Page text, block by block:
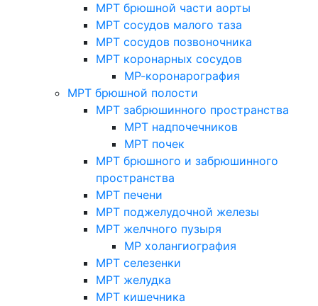
МРТ брюшной части аорты
МРТ сосудов малого таза
МРТ сосудов позвоночника
МРТ коронарных сосудов
МР-коронарография
МРТ брюшной полости
МРТ забрюшинного пространства
МРТ надпочечников
МРТ почек
МРТ брюшного и забрюшинного
пространства
МРТ печени
МРТ поджелудочной железы
МРТ желчного пузыря
МР холангиография
МРТ селезенки
МРТ желудка
МРТ кишечника